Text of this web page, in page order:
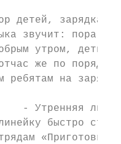
зарядка
звучит: пора,
утром,
же по порядку
ребятам на
- Утренняя
быстро
«Приготовься»